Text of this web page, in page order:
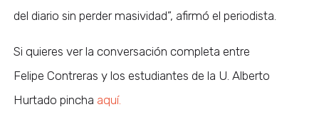
del diario sin perder masividad”, afirmó el periodista.
Si quieres ver la conversación completa entre
Felipe Contreras y los estudiantes de la U. Alberto
Hurtado pincha aquí.